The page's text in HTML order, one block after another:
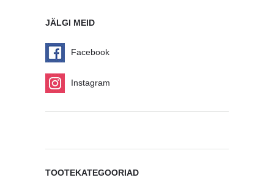
JÄLGI MEID
Facebook
Instagram
TOOTEKATEGOORIAD